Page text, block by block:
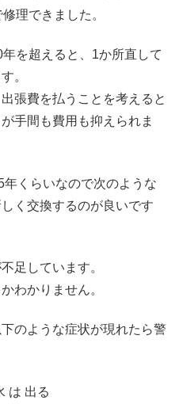
理できました。
を超えると、1か所直して
。
張費を払うことを考えると
手間も費用も抑えられま
くらいなので次のような
く交換するのが良いです
足しています。
わかりません。
のような症状が現れたら警
は 出る